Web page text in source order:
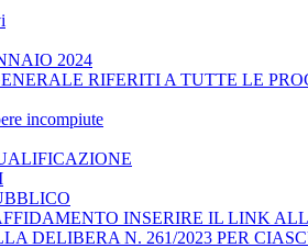
2024
RIFERITI A TUTTE LE
incompiute
INSERIRE IL LINK
DELIBERA N. 261/2023 PER